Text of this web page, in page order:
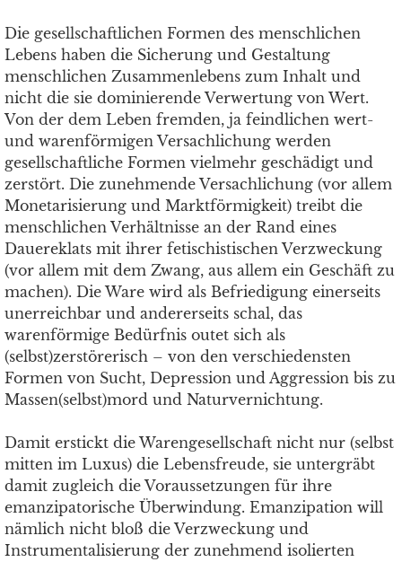
Die gesellschaftlichen Formen des menschlichen
Lebens haben die Sicherung und Gestaltung
menschlichen Zusammenlebens zum Inhalt und
nicht die sie dominierende Verwertung von Wert.
Von der dem Leben fremden, ja feindlichen wert-
und warenförmigen Versachlichung werden
gesellschaftliche Formen vielmehr geschädigt und
zerstört. Die zunehmende Versachlichung (vor allem
Monetarisierung und Marktförmigkeit) treibt die
menschlichen Verhältnisse an der Rand eines
Dauereklats mit ihrer fetischistischen Verzweckung
(vor allem mit dem Zwang, aus allem ein Geschäft zu
machen). Die Ware wird als Befriedigung einerseits
unerreichbar und andererseits schal, das
warenförmige Bedürfnis outet sich als
(selbst)zerstörerisch – von den verschiedensten
Formen von Sucht, Depression und Aggression bis zu
Massen(selbst)mord und Naturvernichtung.
Damit erstickt die Warengesellschaft nicht nur (selbst
mitten im Luxus) die Lebensfreude, sie untergräbt
damit zugleich die Voraussetzungen für ihre
emanzipatorische Überwindung. Emanzipation will
nämlich nicht bloß die Verzweckung und
Instrumentalisierung der zunehmend isolierten